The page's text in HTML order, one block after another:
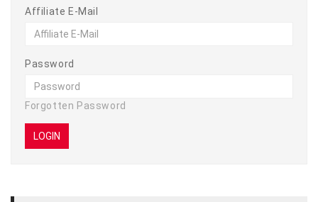
Affiliate E-Mail
Password
Forgotten Password